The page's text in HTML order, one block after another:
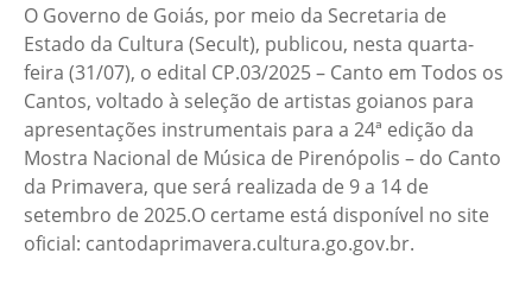
O Governo de Goiás, por meio da Secretaria de
Estado da Cultura (Secult), publicou, nesta quarta-
feira (31/07), o edital CP.03/2025 – Canto em Todos os
Cantos, voltado à seleção de artistas goianos para
apresentações instrumentais para a 24ª edição da
Mostra Nacional de Música de Pirenópolis – do Canto
da Primavera, que será realizada de 9 a 14 de
setembro de 2025.O certame está disponível no site
oficial: cantodaprimavera.cultura.go.gov.br.